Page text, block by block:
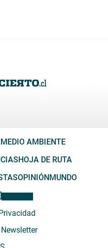
MEDIO AMBIENTE
HOJA DE RUTA
OPINIÓNMUNDO